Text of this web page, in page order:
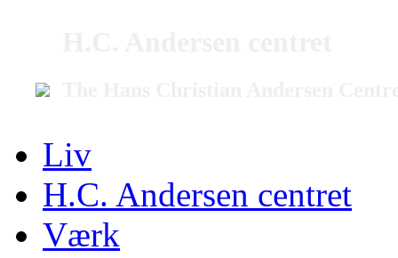
Liv
H.C. Andersen centret
Værk